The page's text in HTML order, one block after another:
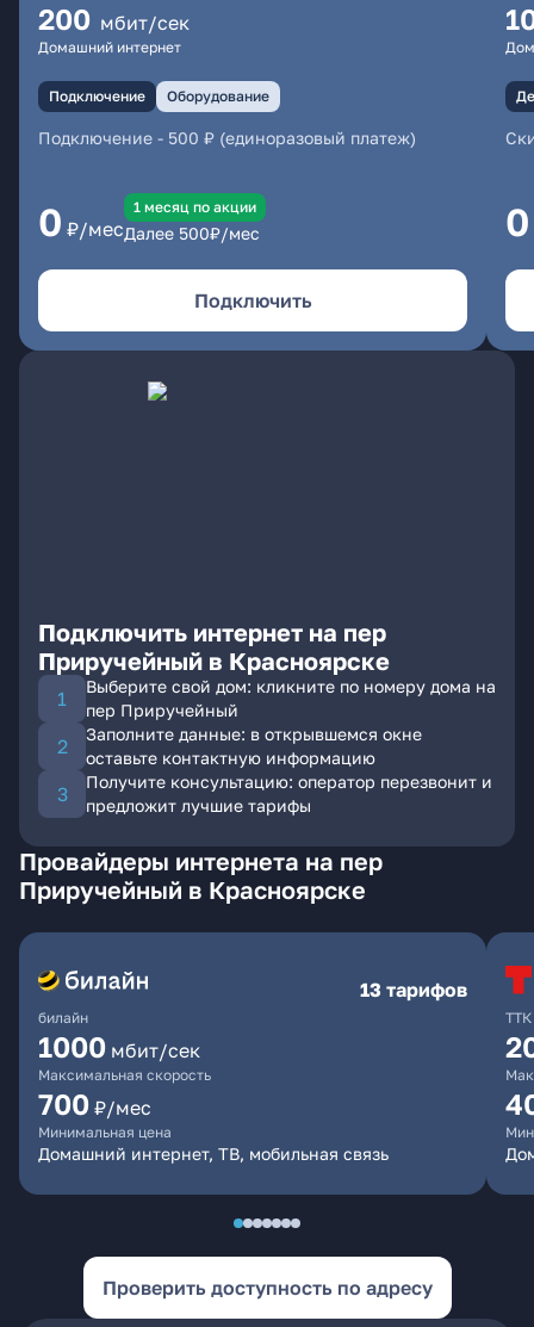
200 мбит/сек
Домашний интернет
Подключение Оборудование
Подключение - 500 ₽ (единоразовый платеж)
0 ₽/мес
1 месяц по акции
Далее 500₽/мес
Подключить
0
Подключить интернет на пер
Приручейный в Красноярске
Выберите свой дом: кликните по номеру дома на
пер Приручейный
Заполните данные: в открывшемся окне
оставьте контактную информацию
Получите консультацию: оператор перезвонит и
предложит лучшие тарифы
Провайдеры интернета на пер
Приручейный в Красноярске
билайн
13 тарифов
1000 мбит/сек
Максимальная скорость
700 ₽/мес
Минимальная цена
Домашний интернет, ТВ, мобильная связь
ТТК
Проверить доступность по адресу